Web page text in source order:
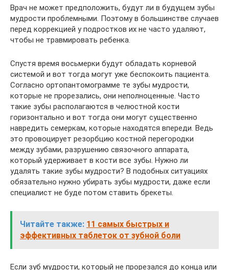
Врач не может предположить, будут ли в будущем зубы
мудрости проблемными. Поэтому в большинстве случаев
перед коррекцией у подростков их не часто удаляют,
чтобы не травмировать ребенка.
Спустя время восьмерки будут обладать корневой
системой и вот тогда могут уже беспокоить пациента.
Согласно ортопантомограмме те зубы мудрости,
которые не прорезались, они неполноценные. Часто
такие зубы располагаются в челюстной кости
горизонтально и вот тогда они могут существенно
навредить семеркам, которые находятся впереди. Ведь
это провоцирует резорбцию костной перегородки
между зубами, разрушению связочного аппарата,
который удерживает в кости все зубы. Нужно ли
удалять такие зубы мудрости? В подобных ситуациях
обязательно нужно убирать зубы мудрости, даже если
специалист не буде потом ставить брекеты.
Читайте также: 11 самых быстрых и
эффективных таблеток от зубной боли
Если зуб мудрости, который не прорезался до конца или